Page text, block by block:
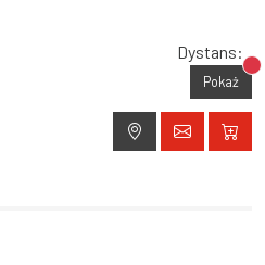
Dystans:
Pokaż